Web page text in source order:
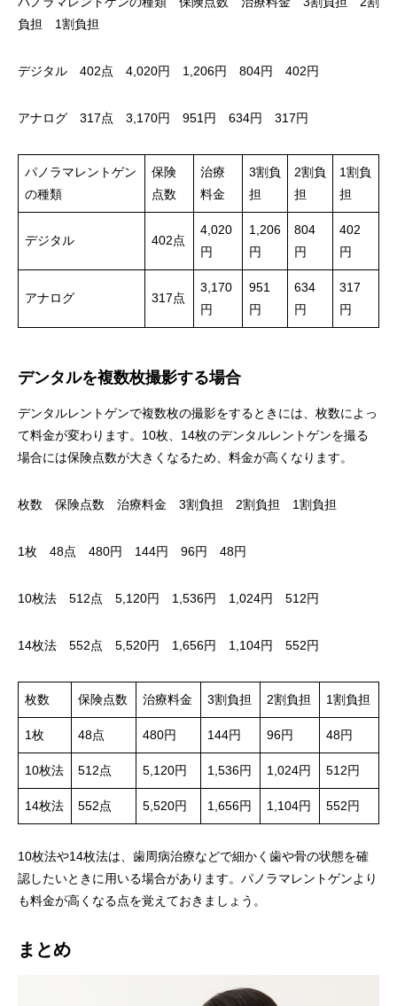
負担 1割負担
デジタル 402点 4,020円 1,206円 804円 402円
アナログ 317点 3,170円 951円 634円 317円
パノラマレントゲン
の種類
保険
点数
治療
料金
3割負
担
2割負
担
1割負
担
デジタル 402点
4,020
円
1,206
円
804
円
402
円
アナログ 317点
3,170
円
951
円
634
円
317
円
デンタルを複数枚撮影する場合
デンタルレントゲンで複数枚の撮影をするときには、枚数によっ
て料金が変わります。10枚、14枚のデンタルレントゲンを撮る
場合には保険点数が大きくなるため、料金が高くなります。
枚数 保険点数 治療料金 3割負担 2割負担 1割負担
1枚 48点 480円 144円 96円 48円
10枚法 512点 5,120円 1,536円 1,024円 512円
14枚法 552点 5,520円 1,656円 1,104円 552円
枚数 保険点数 治療料金 3割負担 2割負担 1割負担
1枚 48点 480円 144円 96円 48円
10枚法 512点 5,120円 1,536円 1,024円 512円
14枚法 552点 5,520円 1,656円 1,104円 552円
10枚法や14枚法は、歯周病治療などで細かく歯や骨の状態を確
認したいときに用いる場合があります。パノラマレントゲンより
も料金が高くなる点を覚えておきましょう。
まとめ